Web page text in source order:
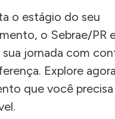
o estágio do seu
o Sebrae/PR
sua jornada com
Explore
que você precisa